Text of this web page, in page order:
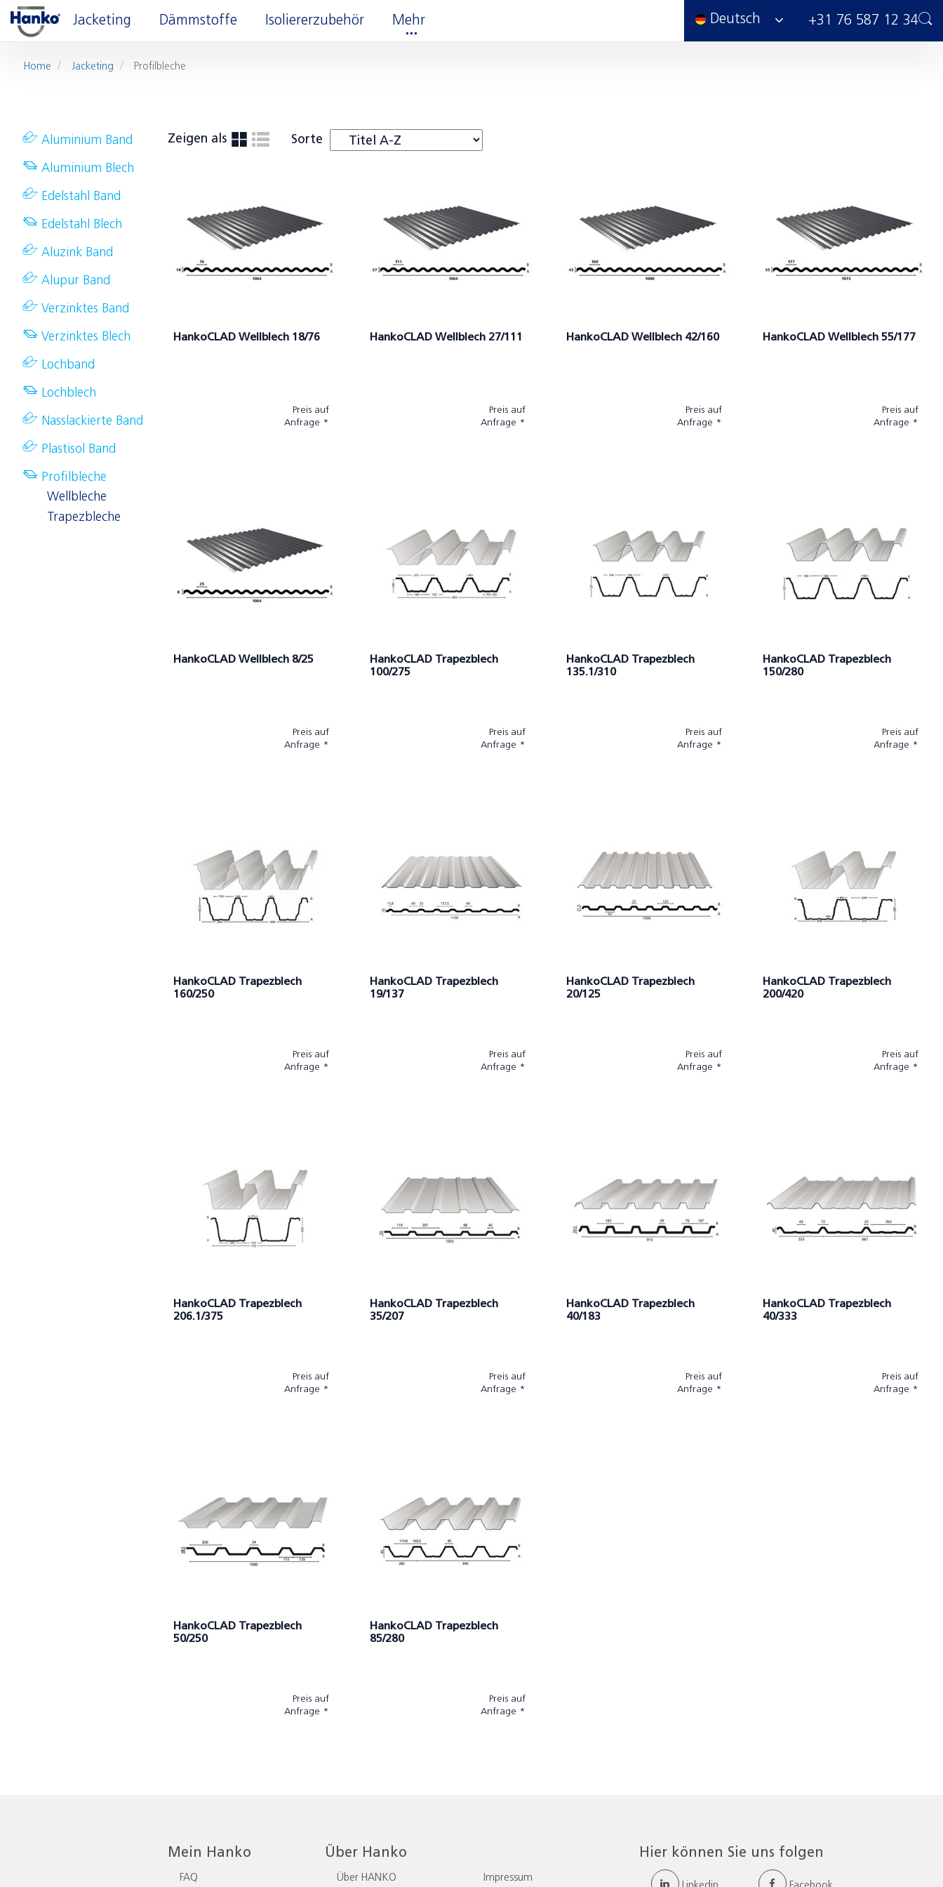
Jacketing Dämmstoffe Isoliererzubehör Mehr Deutsch +31 76 587 12 34
Home Jacketing Profilbleche
Aluminium Band
Aluminium Blech
Edelstahl Band
Edelstahl Blech
Aluzink Band
Alupur Band
Verzinktes Band
Verzinktes Blech
Lochband
Lochblech
Nasslackierte Band
Plastisol Band
Profilbleche
Wellbleche
Trapezbleche
Zeigen als Sorte
HankoCLAD Wellblech 18/76
Preis auf
Anfrage *
HankoCLAD Wellblech 27/111
Preis auf
Anfrage *
HankoCLAD Wellblech 42/160
Preis auf
Anfrage *
HankoCLAD Wellblech 55/177
Preis auf
Anfrage *
HankoCLAD Wellblech 8/25
Preis auf
Anfrage *
HankoCLAD Trapezblech
100/275
Preis auf
Anfrage *
HankoCLAD Trapezblech
135.1/310
Preis auf
Anfrage *
HankoCLAD Trapezblech
150/280
Preis auf
Anfrage *
HankoCLAD Trapezblech
160/250
Preis auf
Anfrage *
HankoCLAD Trapezblech
19/137
Preis auf
Anfrage *
HankoCLAD Trapezblech
20/125
Preis auf
Anfrage *
HankoCLAD Trapezblech
200/420
Preis auf
Anfrage *
HankoCLAD Trapezblech
206.1/375
Preis auf
Anfrage *
HankoCLAD Trapezblech
35/207
Preis auf
Anfrage *
HankoCLAD Trapezblech
40/183
Preis auf
Anfrage *
HankoCLAD Trapezblech
40/333
Preis auf
Anfrage *
HankoCLAD Trapezblech
50/250
Preis auf
Anfrage *
HankoCLAD Trapezblech
85/280
Preis auf
Anfrage *
Mein Hanko
FAQ
Über Hanko
Über HANKO Impressum
Hier können Sie uns folgen